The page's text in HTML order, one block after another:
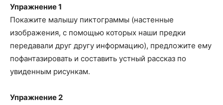
Упражнение 1
Покажите малышу пиктограммы (настенные
изображения, с помощью которых наши предки
передавали друг другу информацию), предложите ему
пофантазировать и составить устный рассказ по
увиденным рисункам.
Упражнение 2